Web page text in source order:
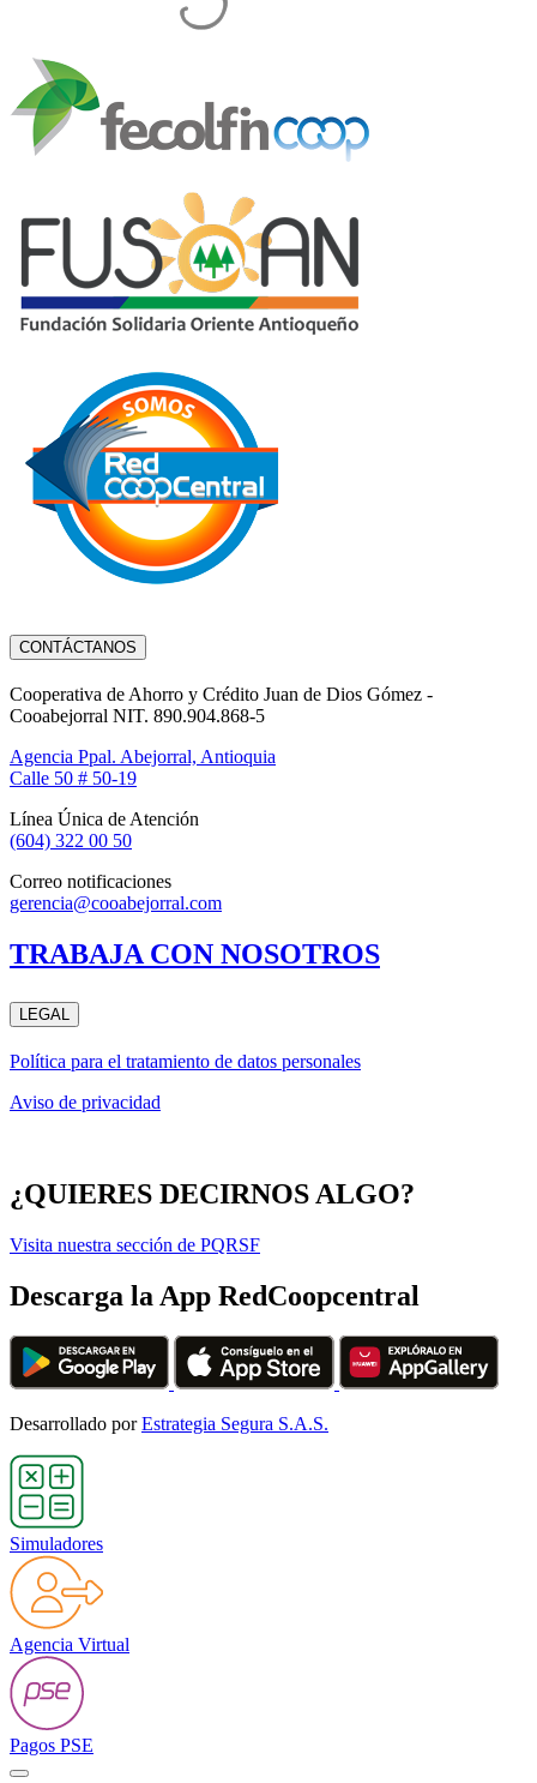
CONTÁCTANOS
Cooperativa de Ahorro y Crédito Juan de Dios Gómez -
Cooabejorral NIT. 890.904.868-5
Agencia Ppal. Abejorral, Antioquia
Calle 50 # 50-19
Línea Única de Atención
(604) 322 00 50
Correo notificaciones
gerencia@cooabejorral.com
TRABAJA CON NOSOTROS
LEGAL
Política para el tratamiento de datos personales
Aviso de privacidad
¿QUIERES DECIRNOS ALGO?
Visita nuestra sección de PQRSF
Descarga la App RedCoopcentral
Desarrollado porEstrategia Segura S.A.S.
Simuladores
Agencia Virtual
Pagos PSE